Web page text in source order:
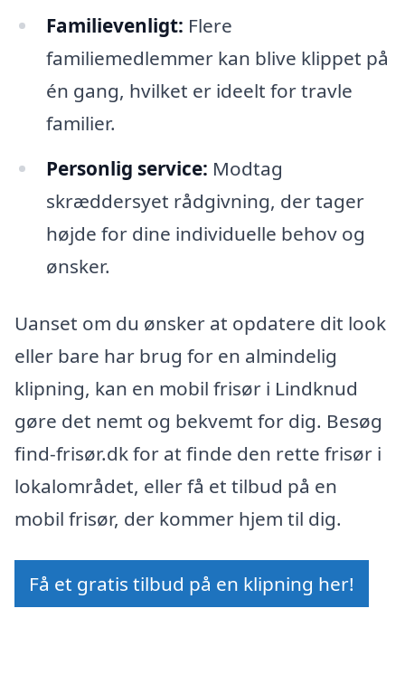
Familievenligt: Flere
familiemedlemmer kan blive klippet på
én gang, hvilket er ideelt for travle
familier.
Personlig service: Modtag
skræddersyet rådgivning, der tager
højde for dine individuelle behov og
ønsker.
Uanset om du ønsker at opdatere dit look
eller bare har brug for en almindelig
klipning, kan en mobil frisør i Lindknud
gøre det nemt og bekvemt for dig. Besøg
find-frisør.dk for at finde den rette frisør i
lokalområdet, eller få et tilbud på en
mobil frisør, der kommer hjem til dig.
Få et gratis tilbud på en klipning her!